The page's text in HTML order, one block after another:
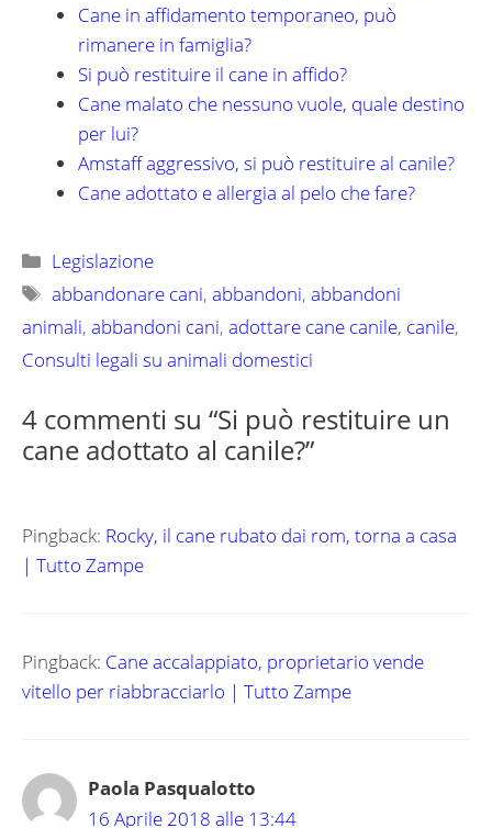
Cane in affidamento temporaneo, può
rimanere in famiglia?
Si può restituire il cane in affido?
Cane malato che nessuno vuole, quale destino
per lui?
Amstaff aggressivo, si può restituire al canile?
Cane adottato e allergia al pelo che fare?
Categorie
Legislazione
Tag
abbandonare cani,abbandoni,abbandoni
animali, abbandoni cani, adottare cane canile, canile,
Consulti legali su animali domestici
4 commenti su “Si può restituire un
cane adottato al canile?”
Pingback: Rocky, il cane rubato dai rom, torna a casa
| Tutto Zampe
Pingback: Cane accalappiato, proprietario vende
vitello per riabbracciarlo | Tutto Zampe
Paola Pasqualotto
16 Aprile 2018 alle 13:44